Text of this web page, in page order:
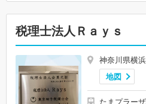
税理士法人Ｒａｙｓ
神奈川県横
地図
たまプラー